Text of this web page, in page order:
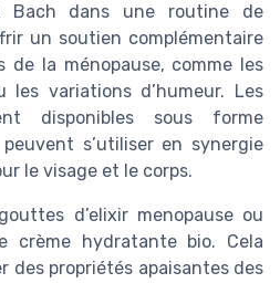
Bach dans une routine de
un soutien complémentaire
de la ménopause, comme les
les variations d’humeur. Les
disponibles sous forme
s’utiliser en synergie
le visage et le corps.
d’elixir menopause ou
crème hydratante bio. Cela
des propriétés apaisantes des